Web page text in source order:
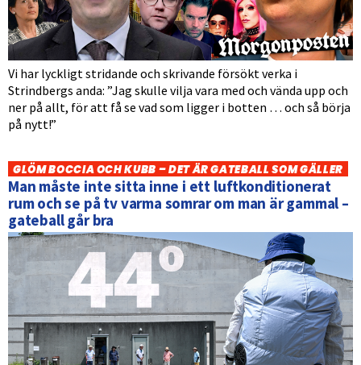
Vi har lyckligt stridande och skrivande försökt verka i
Strindbergs anda: ”Jag skulle vilja vara med och vända upp och
ner på allt, för att få se vad som ligger i botten … och så börja
på nytt!”
GLÖM BOCCIA OCH KUBB – DET ÄR GATEBALL SOM GÄLLER
Man måste inte sitta inne i ett luftkonditionerat
rum och se på tv varma somrar om man är gammal –
gateball går bra